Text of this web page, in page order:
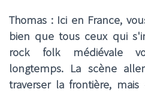
Thomas : Ici en France,
bien que tous ceux qui
rock folk médiévale
longtemps. La scène
traverser la frontière,